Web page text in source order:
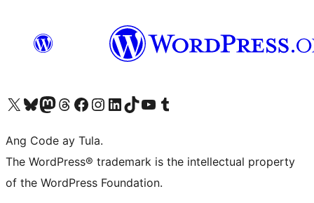
Visit our X (formerly Twitter) account
Bisitahin ang aming Bluesky account
Visit our Mastodon account
Bisitahin ang aming Threads account
Visit our Facebook page
Visit our Instagram account
Visit our LinkedIn account
Bisitahin ang aming TikTok account
Visit our YouTube channel
Bisitahin ang aming Tumblr account
Ang Code ay Tula.
The WordPress® trademark is the intellectual property
of the WordPress Foundation.